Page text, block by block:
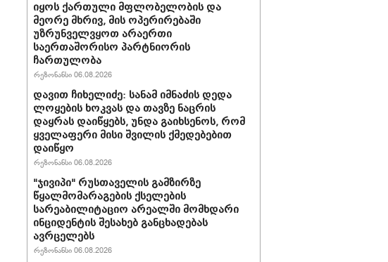
იყოს ქართული მფლობელობის და
მეორე მხრივ, მის ოპერირებაში
უზრუნველვყოთ არაერთი
საერთაშორისო პარტნიორის
ჩართულობა
რეზონანსი 06.08.2026
დავით ჩიხელიძე: სანამ იმნაძის დედა
ლოყების ხოკვას და თავზე ნაცრის
დაყრას დაიწყებს, უნდა გაიხსენოს, რომ
ყველაფერი მისი შვილის ქმედებებით
დაიწყო
რეზონანსი 06.08.2026
"ჯივიპი" რუსთაველის გამზირზე
წყალმომარაგების ქსელების
სარეაბილიტაციო არეალში მომხდარი
ინციდენტის შესახებ განცხადებას
ავრცელებს
რეზონანსი 06.08.2026